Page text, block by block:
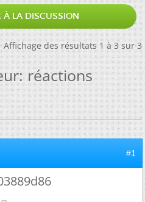
À LA DISCUSSION
Affichage des résultats 1 à 3 sur 3
réactions
#1